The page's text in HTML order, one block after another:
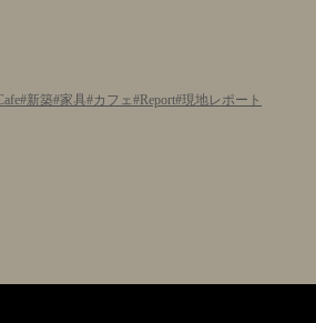
新築 家具 カフェ Report 現地レポート